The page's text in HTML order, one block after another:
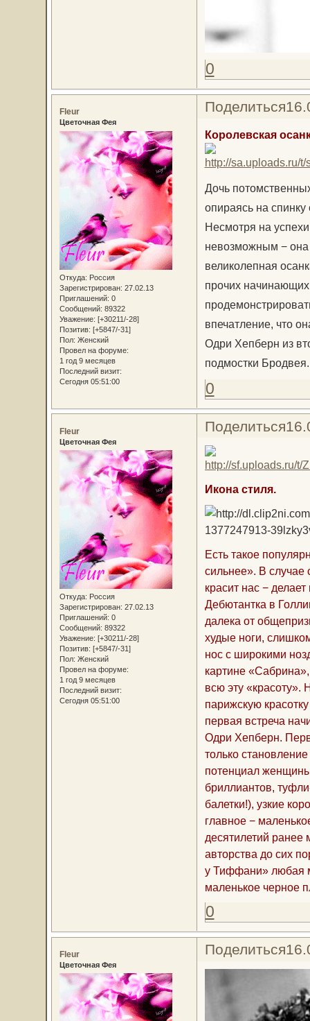
0
Поделиться
Fleur
Цветочная Фея
Откуда: Россия
Зарегистрирован: 27.02.13
Приглашений: 0
Сообщений: 89322
Уважение: [+30211/-28]
Позитив: [+5847/-31]
Пол: Женский
Провел на форуме:
1 год 9 месяцев
Последний визит:
Сегодня 05:51:00
Королевская
Дочь
опираясь на
Несмотря на
невозможным −
великолепная
прочих
впечатление, что
Одри Хепберн из
подмостки
0
Поделиться
Fleur
Цветочная Фея
Откуда: Россия
Зарегистрирован: 27.02.13
Приглашений: 0
Сообщений: 89322
Уважение: [+30211/-28]
Позитив: [+5847/-31]
Пол: Женский
Провел на форуме:
1 год 9 месяцев
Последний визит:
Сегодня 05:51:00
Икона стиля.
Есть такое
сильнее». В
красит нас −
Дебютантка в
далека от
худые ноги,
нос с широкими
картине
всю эту «красоту».
парижскую
первая встреча
Одри Хепберн.
только
потенциал
бриллиантов,
балетки!), узкие
главное −
десятилетий
авторства до сих
у Тиффани» любая
маленькое черное
0
Поделиться
Fleur
Цветочная Фея